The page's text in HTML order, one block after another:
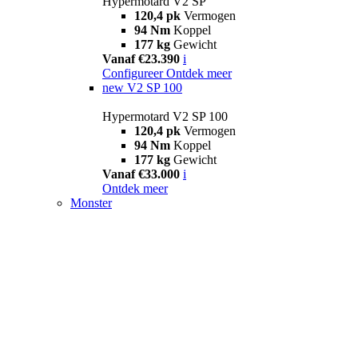
120,4 pk Vermogen
94 Nm Koppel
177 kg Gewicht
Vanaf €23.390 i
Configureer Ontdek meer
new V2 SP 100
Hypermotard V2 SP 100
120,4 pk Vermogen
94 Nm Koppel
177 kg Gewicht
Vanaf €33.000 i
Ontdek meer
Monster